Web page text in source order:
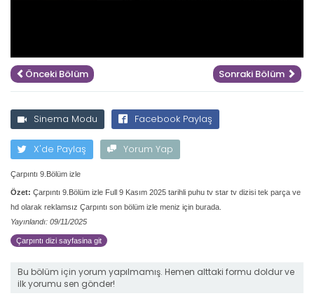
Önceki Bölüm Sonraki Bölüm
Sinema Modu Facebook Paylaş
X'de Paylaş Yorum Yap
Çarpıntı 9.Bölüm izle
Özet: Çarpıntı 9.Bölüm izle Full 9 Kasım 2025 tarihli puhu tv star tv dizisi tek parça ve
hd olarak reklamsız Çarpıntı son bölüm izle meniz için burada.
Yayınlandı: 09/11/2025
Çarpıntı dizi sayfasina git
Bu bölüm için yorum yapılmamış. Hemen alttaki formu doldur ve
ilk yorumu sen gönder!